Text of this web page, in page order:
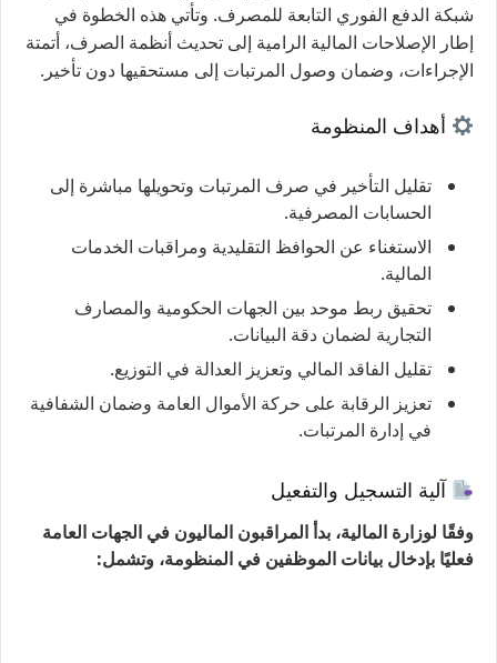
شبكة الدفع الفوري التابعة للمصرف. وتأتي هذه الخطوة في
إطار الإصلاحات المالية الرامية إلى تحديث أنظمة الصرف، أتمتة
الإجراءات، وضمان وصول المرتبات إلى مستحقيها دون تأخير.
أهداف المنظومة
تقليل التأخير في صرف المرتبات وتحويلها مباشرة إلى
الحسابات المصرفية.
الاستغناء عن الحوافظ التقليدية ومراقبات الخدمات
المالية.
تحقيق ربط موحد بين الجهات الحكومية والمصارف
التجارية لضمان دقة البيانات.
تقليل الفاقد المالي وتعزيز العدالة في التوزيع.
تعزيز الرقابة على حركة الأموال العامة وضمان الشفافية
في إدارة المرتبات.
آلية التسجيل والتفعيل
وفقًا لوزارة المالية، بدأ المراقبون الماليون في الجهات العامة
فعليًا بإدخال بيانات الموظفين في المنظومة، وتشمل: